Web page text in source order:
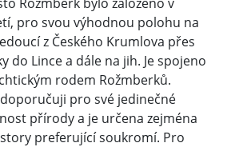
pro svou výhodnou polohu na
z Českého Krumlova přes
do Lince a dále na jih. Je spojeno
rodem Rožmberků.
pro své jedinečné
přírody a je určena zejména
preferující soukromí. Pro